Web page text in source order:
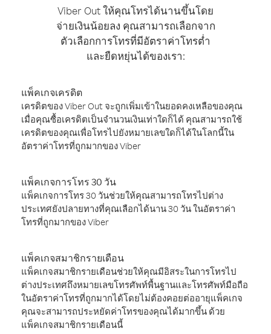
Viber Out ให้คุณโทรได้นานขึ้นโดย
จ่ายเงินน้อยลง คุณสามารถเลือกจาก
ตัวเลือกการโทรที่มีอัตราค่าโทรต่ำ
และยืดหยุ่นได้ของเรา:
แพ็คเกจเครดิต
เครดิตของ Viber Out จะถูกเพิ่มเข้าในยอดคงเหลือของคุณ
เมื่อคุณซื้อเครดิตเป็นจำนวนเงินเท่าใดก็ได้ คุณสามารถใช้
เครดิตของคุณเพื่อโทรไปยังหมายเลขใดก็ได้ในโลกนี้ใน
อัตราค่าโทรที่ถูกมากของ Viber
แพ็คเกจการโทร 30 วัน
แพ็คเกจการโทร 30 วันช่วยให้คุณสามารถโทรไปต่าง
ประเทศยังปลายทางที่คุณเลือกได้นาน 30 วัน ในอัตราค่า
โทรที่ถูกมากของ Viber
แพ็คเกจสมาชิกรายเดือน
แพ็คเกจสมาชิกรายเดือนช่วยให้คุณมีอิสระในการโทรไป
ต่างประเทศถึงหมายเลขโทรศัพท์พื้นฐานและโทรศัพท์มือถือ
ในอัตราค่าโทรที่ถูกมากได้โดยไม่ต้องคอยต่ออายุแพ็คเกจ
คุณจะสามารถประหยัดค่าโทรของคุณได้มากขึ้น ด้วย
แพ็คเกจสมาชิกรายเดือนนี้